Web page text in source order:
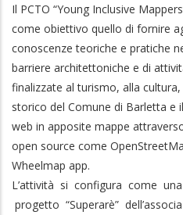
Il PCTO “Young Inclusive
come obiettivo quello di fornire
conoscenze teoriche e pratiche
barriere architettoniche e di
finalizzate al turismo, alla
storico del Comune di Barletta e
web in apposite mappe
open source come
Wheelmap app.
L’attività si configura come
progetto “Superarè”